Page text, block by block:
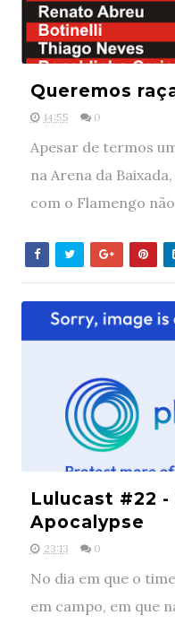
Queremos
14:55 0
Apesar de termos
na Arena da
com o Flamengo
Lulucast #22
Apocalypse
23:13 0
No dia em que o
em campo, em que